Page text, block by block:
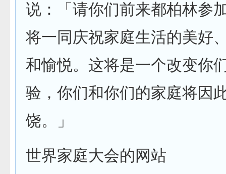
说：「请你们前来都柏林参
将一同庆祝家庭生活的美好
和愉悦。这将是一个改变你
验，你们和你们的家庭将因
饶。」
世界家庭大会的网站